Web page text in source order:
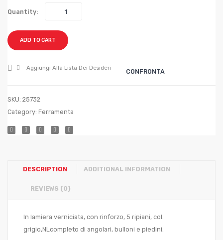
Quantity:
ADD TO CART
Aggiungi Alla Lista Dei Desideri CONFRONTA
SKU: 25732
Category: Ferramenta
DESCRIPTION ADDITIONAL INFORMATION
REVIEWS (0)
In lamiera verniciata, con rinforzo, 5 ripiani, col.
grigio,NLcompleto di angolari, bulloni e piedini.